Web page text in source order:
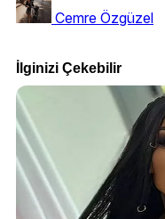
Cemre Özgüzel